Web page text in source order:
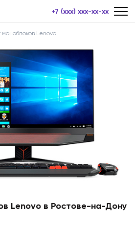
+7 (xxx) xxx-xx-xx
моноблоков Lenovo
Lenovo в Ростове-на-Дону